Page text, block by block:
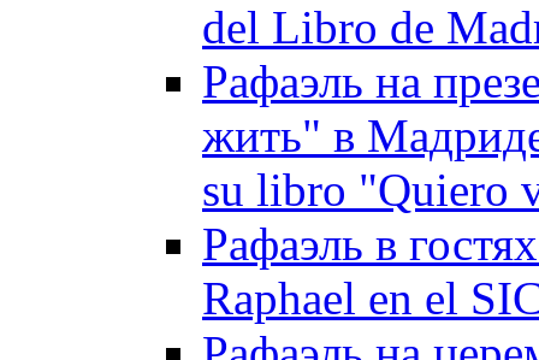
del Libro de
Рафаэль на
жить" в
su libro "Quiero
Рафаэль в
Raphael en el